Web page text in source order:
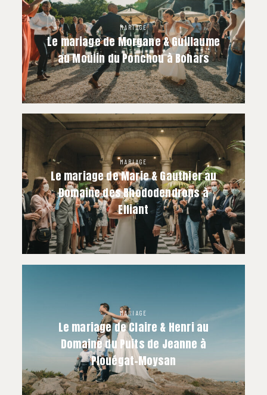
MARIAGE
Le mariage de Morgane & Guillaume
au Moulin du Ponchou à Bohars
MARIAGE
Le mariage de Marie & Gauthier au
Domaine des Rhododendrons à
Elliant
MARIAGE
Le mariage de Claire & Henri au
Domaine du Puits de Jeanne à
Plouégat-Moysan